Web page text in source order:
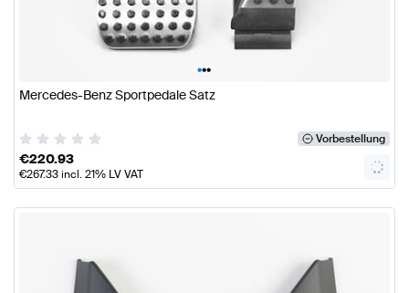
•••
Mercedes-Benz Sportpedale Satz
Vorbestellung
€220.93
€267.33incl. 21% LV VAT